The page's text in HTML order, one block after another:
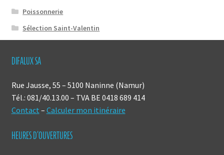
Poissonnerie
Sélection Saint-Valentin
DIFALUX SA
Rue Jausse, 55 – 5100 Naninne (Namur)
Tél.: 081/40.13.00 – TVA BE 0418 689 414
Contact – Calculer mon itinéraire
HEURES D’OUVERTURES